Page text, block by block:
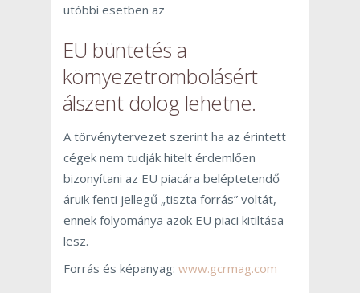
utóbbi esetben az
EU büntetés a
környezetrombolásért
álszent dolog lehetne.
A törvénytervezet szerint ha az érintett
cégek nem tudják hitelt érdemlően
bizonyítani az EU piacára beléptetendő
áruik fenti jellegű „tiszta forrás” voltát,
ennek folyománya azok EU piaci kitiltása
lesz.
Forrás és képanyag: www.gcrmag.com